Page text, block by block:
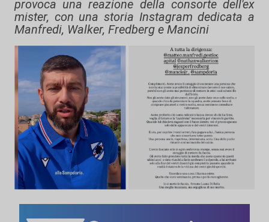
provoca una reazione della consorte dell'ex
mister, con una storia Instagram dedicata a
Manfredi, Walker, Fredberg e Mancini